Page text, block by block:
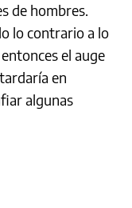
de hombres.
lo contrario a lo
el auge
en
algunas